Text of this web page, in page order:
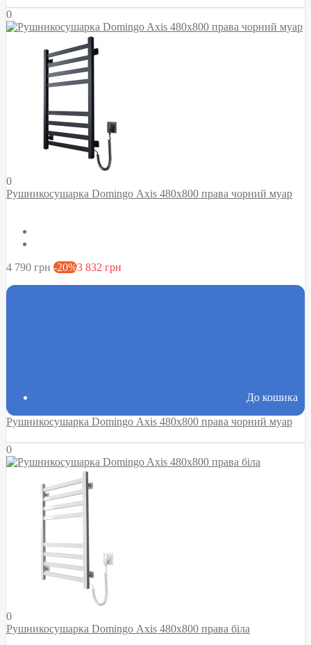
0
0
Рушникосушарка Domingo Axis 480x800 права чорний муар
4 790 грн -20%3 832 грн
До кошика
Рушникосушарка Domingo Axis 480x800 права чорний муар
0
0
Рушникосушарка Domingo Axis 480x800 права біла